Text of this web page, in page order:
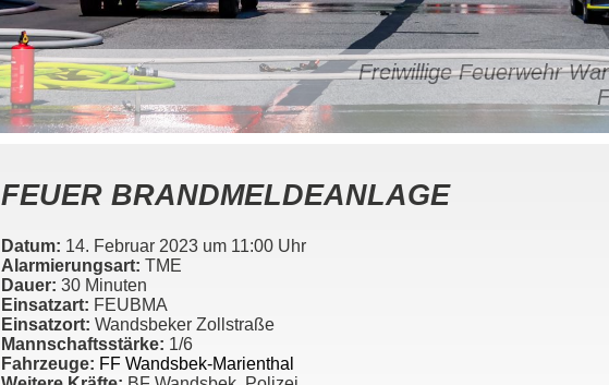
Freiwillige Feuerwehr
FEUER BRANDMELDEANLAGE
Datum: 14. Februar 2023 um 11:00 Uhr
Alarmierungsart: TME
Dauer: 30 Minuten
Einsatzart: FEUBMA
Einsatzort: Wandsbeker Zollstraße
Mannschaftsstärke: 1/6
Fahrzeuge: FF Wandsbek-Marienthal